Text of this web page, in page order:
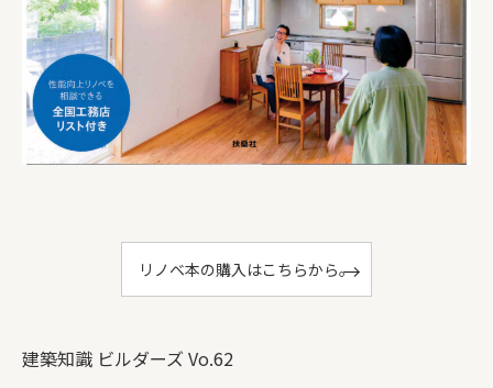
リノベ本の購入はこちらから。
建築知識 ビルダーズ Vo.62